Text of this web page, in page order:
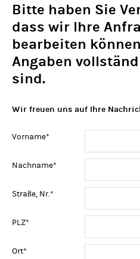
Bitte haben Sie
dass wir Ihre
bearbeiten
Angaben
sind.
Wir freuen uns auf Ihre
Pflichtfeld
Vorname*
Pflichtfeld
Nachname*
Pflichtfeld
Straße, Nr.*
Pflichtfeld
PLZ*
Pflichtfeld
Ort*